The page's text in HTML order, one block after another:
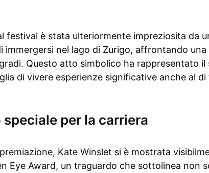
festival è stata ulteriormente impreziosita da
immergersi nel lago di Zurigo, affrontando
gradi. Questo atto simbolico ha rappresentato il
di vivere esperienze significative anche al
per la carriera
Kate Winslet si è mostrata
Eye Award, un traguardo che sottolinea non